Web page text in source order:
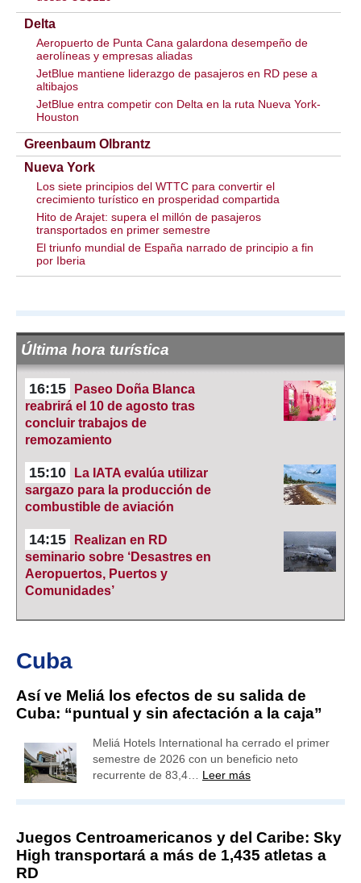
Delta
Aeropuerto de Punta Cana galardona desempeño de
aerolíneas y empresas aliadas
JetBlue mantiene liderazgo de pasajeros en RD pese a
altibajos
JetBlue entra competir con Delta en la ruta Nueva York-
Houston
Greenbaum Olbrantz
Nueva York
Los siete principios del WTTC para convertir el
crecimiento turístico en prosperidad compartida
Hito de Arajet: supera el millón de pasajeros
transportados en primer semestre
El triunfo mundial de España narrado de principio a fin
por Iberia
Última hora turística
16:15
Paseo Doña Blanca
reabrirá el 10 de agosto tras
concluir trabajos de
remozamiento
15:10
La IATA evalúa utilizar
sargazo para la producción de
combustible de aviación
14:15
Realizan en RD
seminario sobre ‘Desastres en
Aeropuertos, Puertos y
Comunidades’
Cuba
Así ve Meliá los efectos de su salida de
Cuba: “puntual y sin afectación a la caja”
Meliá Hotels International ha cerrado el primer
semestre de 2026 con un beneficio neto
recurrente de 83,4… Leer más
Juegos Centroamericanos y del Caribe: Sky
High transportará a más de 1,435 atletas a
RD